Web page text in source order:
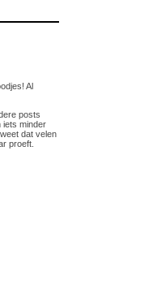
Al
posts
iets minder
dat velen
proeft.